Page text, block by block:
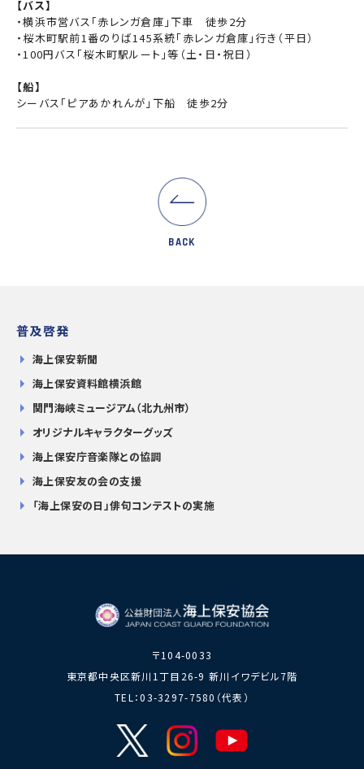
【バス】
・横浜市営バス「赤レンガ倉庫」下車 徒歩2分
・桜木町駅前1番のりば145系統「赤レンガ倉庫」行き（平日）
・100円バス「桜木町駅ルート」等（土・日・祝日）
【船】
シーバス「ピアあかれんが」下船 徒歩2分
BACK
普及啓発
海上保安新聞
海上保安資料館横浜館
関門海峡ミュージアム（北九州市）
オリジナルキャラクターグッズ
海上保安庁音楽隊との協調
海上保安友の会の支援
「海上保安の日」俳句コンテストの実施
〒104-0033
東京都中央区新川1丁目26-9 新川イワデビル7階
TEL：03-3297-7580（代表）